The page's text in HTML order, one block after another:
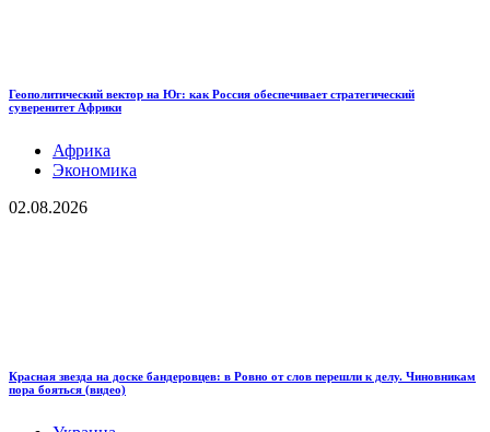
Геополитический вектор на Юг: как Россия обеспечивает стратегический
суверенитет Африки
Африка
Экономика
02.08.2026
Красная звезда на доске бандеровцев: в Ровно от слов перешли к делу. Чиновникам
пора бояться (видео)